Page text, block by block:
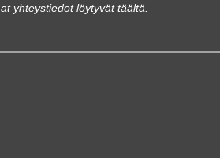
yhteystiedot löytyvättäältä